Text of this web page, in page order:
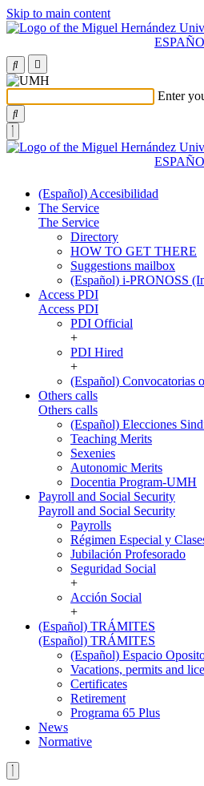
Skip to main content
Enter
(Español) Accesibilidad
The Service
The Service
Directory
HOW TO GET THERE
Suggestions mailbox
(Español) i-PRONOSS
Access PDI
Access PDI
PDI Official
+
PDI Hired
+
(Español) Convocatorias
Others calls
Others calls
(Español) Elecciones
Teaching Merits
Sexenies
Autonomic Merits
Docentia Program-UMH
Payroll and Social Security
Payroll and Social Security
Payrolls
Régimen Especial y
Jubilación Profesorado
Seguridad Social
+
Acción Social
+
(Español) TRÁMITES
(Español) TRÁMITES
(Español) Espacio
Vacations, permits and
Certificates
Retirement
Programa 65 Plus
News
Normative